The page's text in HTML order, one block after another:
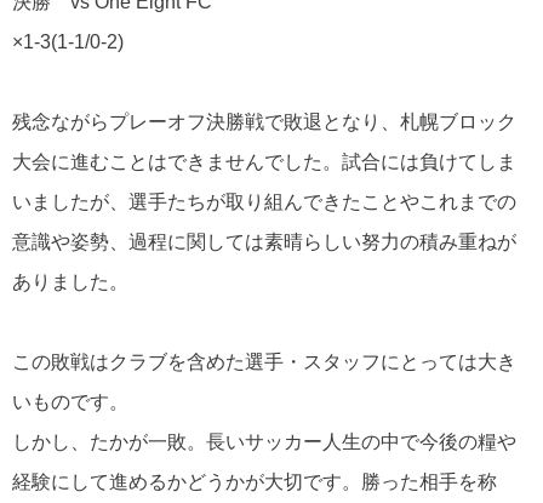
×1-3(1-1/0-2)
残念ながらプレーオフ決勝戦で敗退となり、札幌ブロック
大会に進むことはできませんでした。試合には負けてしま
いましたが、選手たちが取り組んできたことやこれまでの
意識や姿勢、過程に関しては素晴らしい努力の積み重ねが
ありました。
この敗戦はクラブを含めた選手・スタッフにとっては大き
いものです。
しかし、たかが一敗。長いサッカー人生の中で今後の糧や
経験にして進めるかどうかが大切です。勝った相手を称